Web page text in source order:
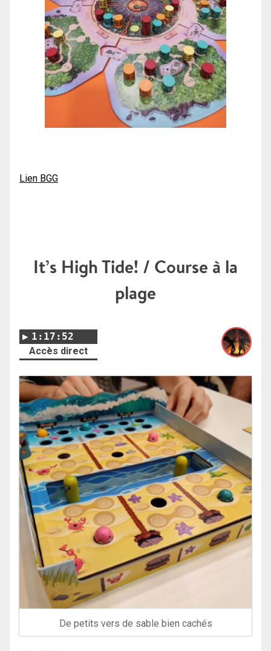
Lien BGG
It’s High Tide! / Course à la
plage
1:17:52
Accès direct
De petits vers de sable bien cachés